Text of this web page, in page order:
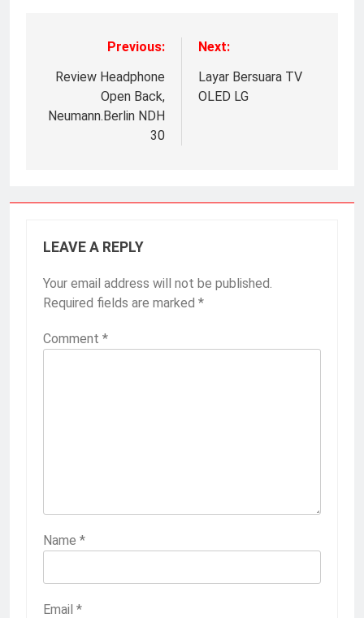
Previous:
Review Headphone
Open Back,
Neumann.Berlin NDH
30
Next:
Layar Bersuara TV
OLED LG
LEAVE A REPLY
Your email address will not be published.
Required fields are marked *
Comment *
Name *
Email *